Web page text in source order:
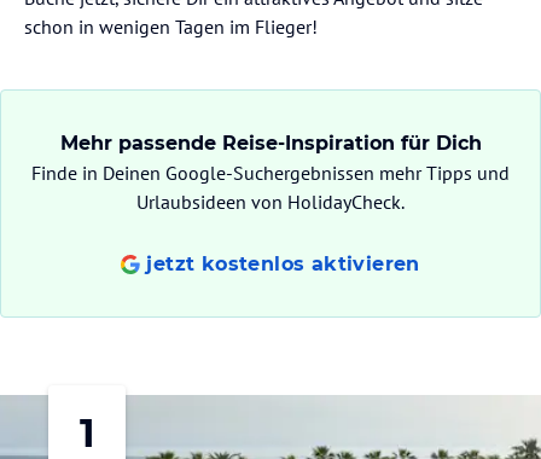
schon in wenigen Tagen im Flieger!
Mehr passende Reise-Inspiration für Dich
Finde in Deinen Google-Suchergebnissen mehr Tipps und
Urlaubsideen von HolidayCheck.
jetzt kostenlos aktivieren
1